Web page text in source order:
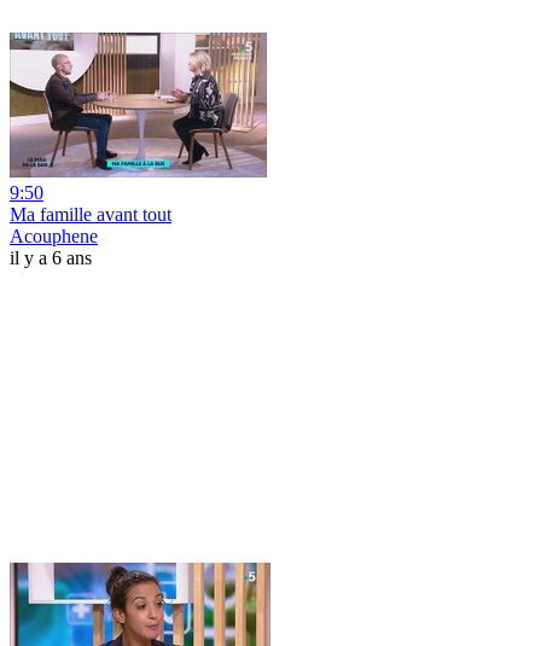
9:50
Ma famille avant tout
Acouphene
il y a 6 ans